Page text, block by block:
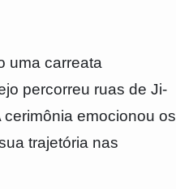
uma carreata
percorreu ruas de Ji-
emocionou os
trajetória nas